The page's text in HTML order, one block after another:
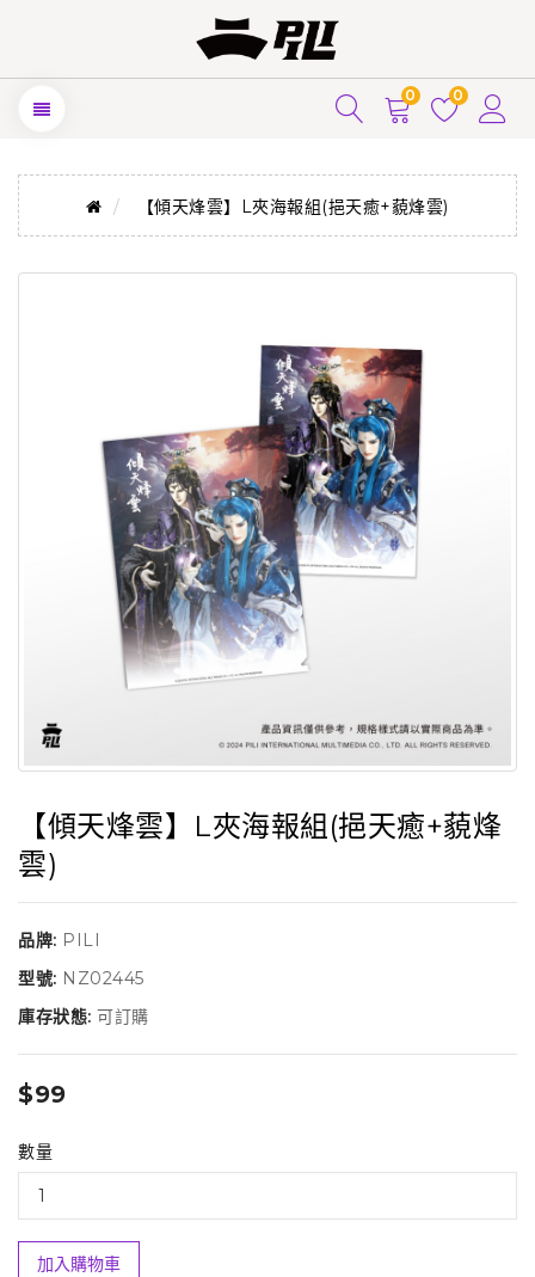
0 0
【傾天烽雲】L夾海報組(挹天癒+藐烽雲)
【傾天烽雲】L夾海報組(挹天癒+藐烽
雲)
品牌: PILI
型號: NZ02445
庫存狀態: 可訂購
$99
數量
加入購物車